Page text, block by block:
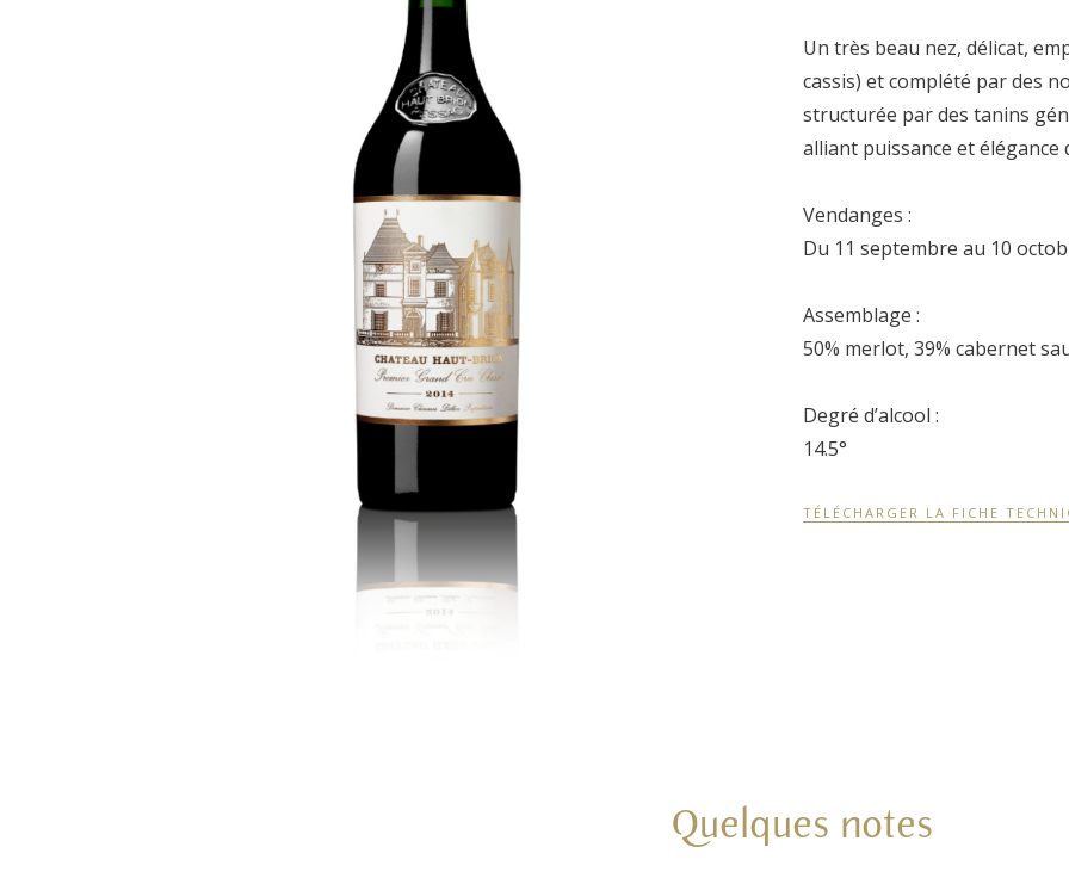
Un très beau nez, délicat,
cassis) et complété par des
structurée par des tanins
alliant puissance et élégance
Vendanges :
Du 11 septembre au 10
Assemblage :
50% merlot, 39% cabernet
Degré d’alcool :
14.5°
TÉLÉCHARGER LA FICHE
Quelques notes